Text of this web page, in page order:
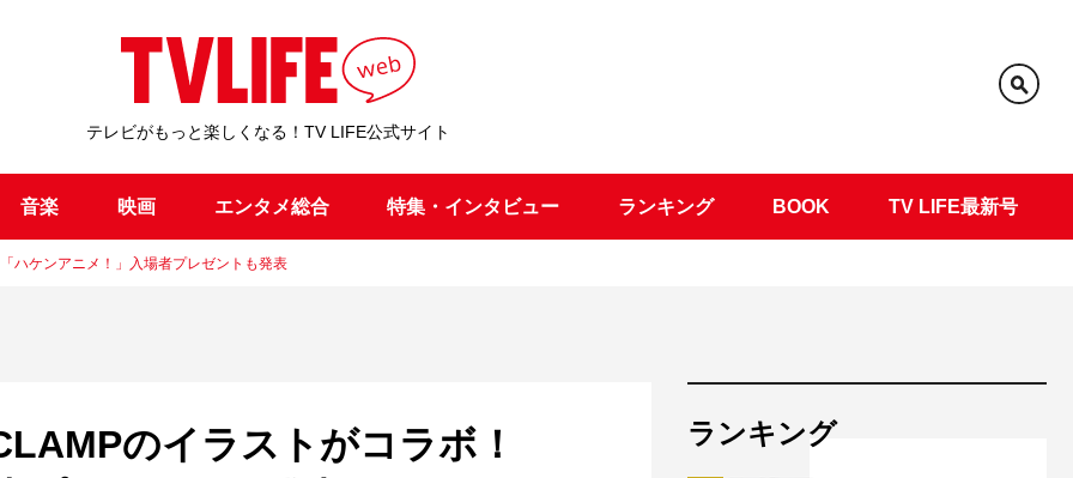
テレビがもっと楽しくなる！TV LIFE公式サイト
音楽 映画 エンタメ総合 特集・インタビュー ランキング BOOK TV LIFE最新号
ハケンアニメ！」入場者プレゼントも発表
のイラストがコラボ！
ランキング